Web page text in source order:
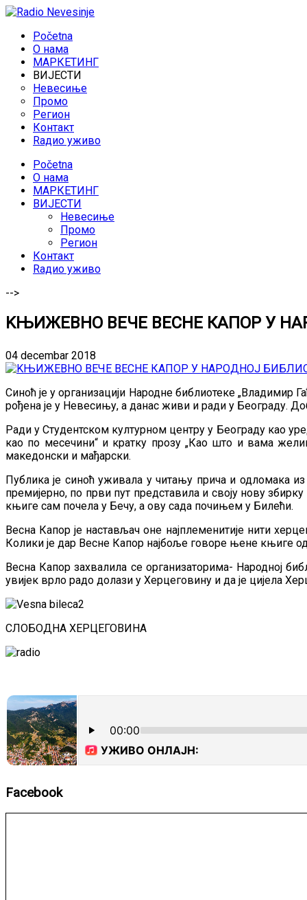
Početna
O нама
МАРКЕТИНГ
ВИЈЕСТИ
Невесиње
Промо
Регион
Контакт
Rадио уживо
Početna
O нама
МАРКЕТИНГ
ВИЈЕСТИ
Невесиње
Промо
Регион
Контакт
Rадио уживо
-->
KЊИЖЕВНО ВЕЧЕ ВЕСНЕ КАПОР У
04 decembar 2018
Синоћ је у организацији Народне библиотеке
рођена је у Невесињу, а данас живи и ради у Београду.
Ради у Студентском културном центру у Београду као
као по месечини“ и кратку прозу „Као што и вама
македонски и мађарски.
Публика је синоћ уживала у читању прича и одломака
премијерно, по први пут представила и своју нову
књиге сам почела у Бечу, а ову сада почињем у Билећи.
Весна Капор је настављач оне најплеменитије нити
Колики је дар Весне Капор најбоље говоре њене књиге
Весна Капор захвалила се организаторима- Народној
увијек врло радо долази у Херцеговину и да је цијела
СЛОБОДНА ХЕРЦЕГОВИНА
Facebook